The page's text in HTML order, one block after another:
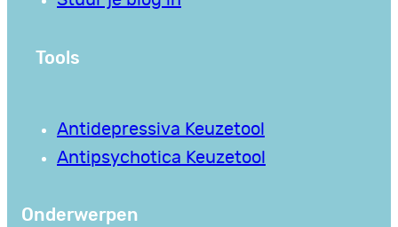
Tools
Antidepressiva Keuzetool
Antipsychotica Keuzetool
Onderwerpen